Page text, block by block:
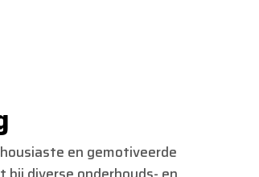
en gemotiveerde